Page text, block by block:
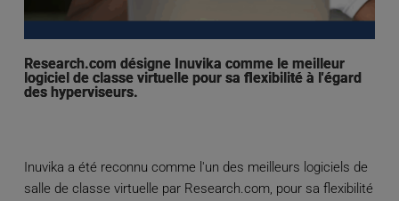
Research.com désigne Inuvika comme le meilleur
logiciel de classe virtuelle pour sa flexibilité à l'égard
des hyperviseurs.
Inuvika a été reconnu comme l'un des meilleurs logiciels de
salle de classe virtuelle par Research.com, pour sa flexibilité